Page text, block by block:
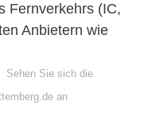
Fernverkehrs (IC,
Anbietern wie
Sehen Sie sich die
an